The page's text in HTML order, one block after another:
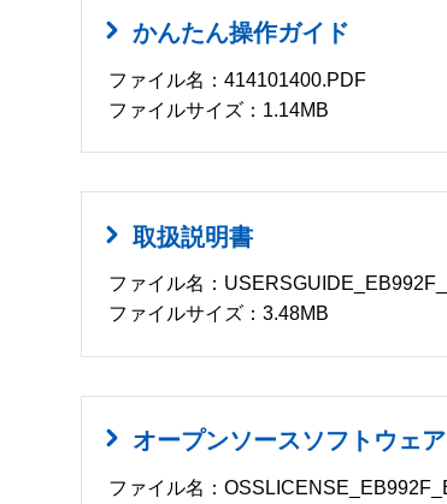
かんたん操作ガイド
ファイル名：414101400.PDF
ファイルサイズ：1.14MB
取扱説明書
ファイル名：
ファイルサイズ：3.48MB
オープンソースソフトウェ
ファイル名：